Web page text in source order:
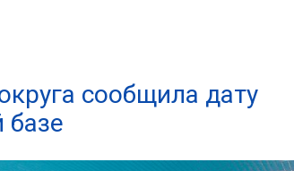
сообщила дату
базе